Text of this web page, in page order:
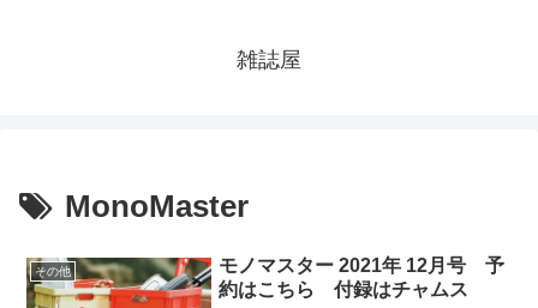
雑誌屋
MonoMaster
その他
モノマスター 2021年 12月号 予
約はこちら 付録はチャムス